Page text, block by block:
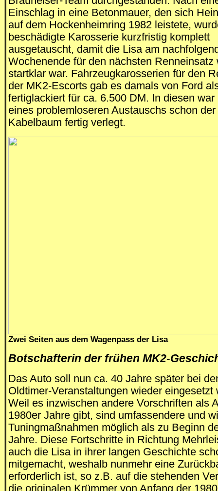
Einschlag in eine Betonmauer, den sich
auf dem Hockenheimring 1982 leistete,
beschädigte Karosserie kurzfristig komplett
ausgetauscht, damit die Lisa am
Wochenende für den nächsten Renneinsatz
startklar war. Fahrzeugkarosserien für den
der MK2-Escorts gab es damals von Ford
fertiglackiert für ca. 6.500 DM. In diesen war
eines problemloseren Austauschs schon
Kabelbaum fertig verlegt.
Zwei Seiten aus dem Wagenpass der Lisa
Botschafterin der frühen MK2-
Das Auto soll nun ca. 40 Jahre später bei
Oldtimer-Veranstaltungen wieder eingesetzt
Weil es inzwischen andere Vorschriften als
1980er Jahre gibt, sind umfassendere und
Tuningmaßnahmen möglich als zu Beginn
Jahre. Diese Fortschritte in Richtung
auch die Lisa in ihrer langen Geschichte
mitgemacht, weshalb nunmehr eine
erforderlich ist, so z.B. auf die stehenden
die originalen Krümmer von Anfang der